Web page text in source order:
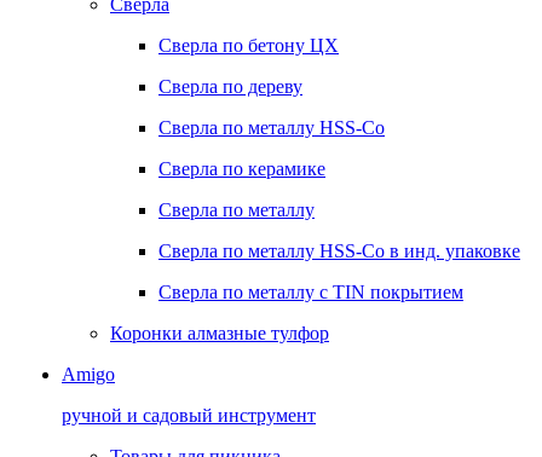
Сверла
Сверла по бетону ЦХ
Сверла по дереву
Сверла по металлу HSS-Co
Сверла по керамике
Сверла по металлу
Сверла по металлу HSS-Co в инд. упаковке
Сверла по металлу с TIN покрытием
Коронки алмазные тулфор
Amigo
ручной и садовый инструмент